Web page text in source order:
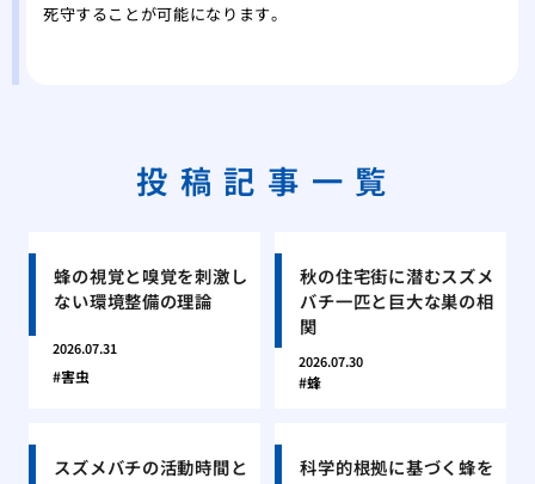
死守することが可能になります。
投稿記事一覧
蜂の視覚と嗅覚を刺激し
ない環境整備の理論
2026.07.31
害虫
秋の住宅街に潜むスズメ
バチ一匹と巨大な巣の相
関
2026.07.30
蜂
スズメバチの活動時間と
科学的根拠に基づく蜂を